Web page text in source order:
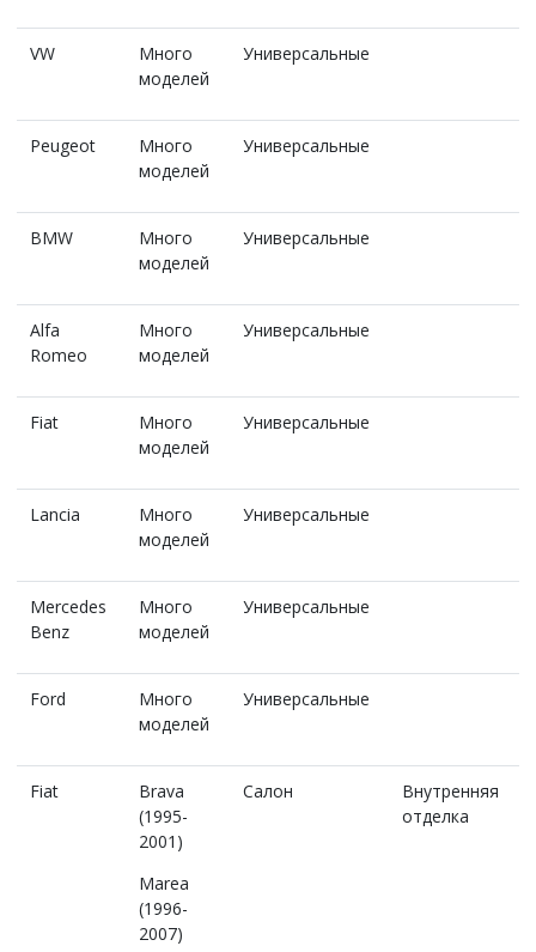
VW
Много
моделей
Универсальные
Peugeot
Много
моделей
Универсальные
BMW
Много
моделей
Универсальные
Alfa
Romeo
Много
моделей
Универсальные
Fiat
Много
моделей
Универсальные
Lancia
Много
моделей
Универсальные
Mercedes
Benz
Много
моделей
Универсальные
Ford
Много
моделей
Универсальные
Fiat
Brava
(1995-
2001)
Marea
(1996-
2007)
Салон
Внутренняя
отделка